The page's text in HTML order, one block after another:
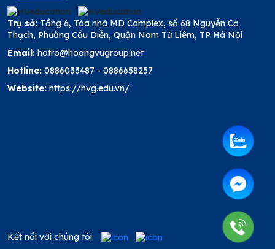
Trụ sở: Tầng 6, Tòa nhà MD Complex, số 68 Nguyễn Cơ
Thạch, Phường Cầu Diễn, Quận Nam Từ Liêm, TP Hà Nội
Email: hotro@hoangvugroup.net
Hotline: 0886033487 - 0886658257
Website: https://hvg.edu.vn/
Kết nối với chúng tôi: